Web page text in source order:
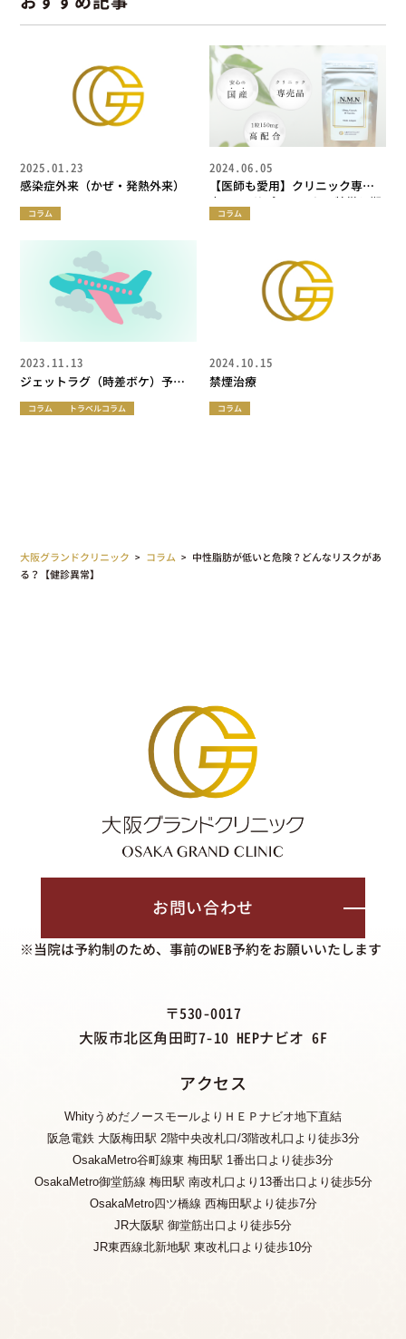
感染症外来（かぜ・発熱外来）
2025.01.23
コラム
【医師も愛用】クリニック専
売・NMNサプリメントの特徴と期
待できる効果
2024.06.05
コラム
ジェットラグ（時差ボケ）予防
薬
2023.11.13
コラム トラベルコラム
禁煙治療
2024.10.15
コラム
大阪グランドクリニック > コラム > 中性脂肪が低いと危険？どんなリスクがあ
る？【健診異常】
お問い合わせ
※当院は予約制のため、事前のWEB予約をお願いいたします
〒530-0017
大阪市北区角田町7-10 HEPナビオ 6F
アクセス
WhityうめだノースモールよりＨＥＰナビオ地下直結
阪急電鉄 大阪梅田駅 2階中央改札口/3階改札口より徒歩3分
OsakaMetro谷町線東 梅田駅 1番出口より徒歩3分
OsakaMetro御堂筋線 梅田駅 南改札口より13番出口より徒歩5分
OsakaMetro四ツ橋線 西梅田駅より徒歩7分
JR大阪駅 御堂筋出口より徒歩5分
JR東西線北新地駅 東改札口より徒歩10分